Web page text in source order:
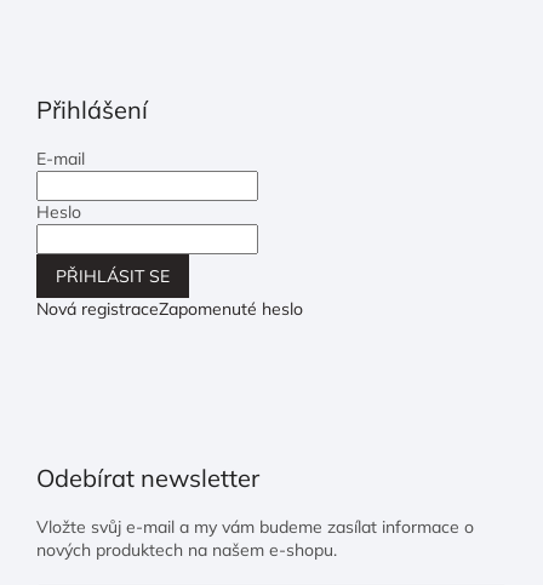
Přihlášení
E-mail
Heslo
PŘIHLÁSIT SE
Nová registraceZapomenuté heslo
Odebírat newsletter
Vložte svůj e-mail a my vám budeme zasílat informace o
nových produktech na našem e-shopu.